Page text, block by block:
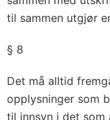
til sammen utgjør
§ 8
Det må alltid
opplysninger som
til innsyn i det som